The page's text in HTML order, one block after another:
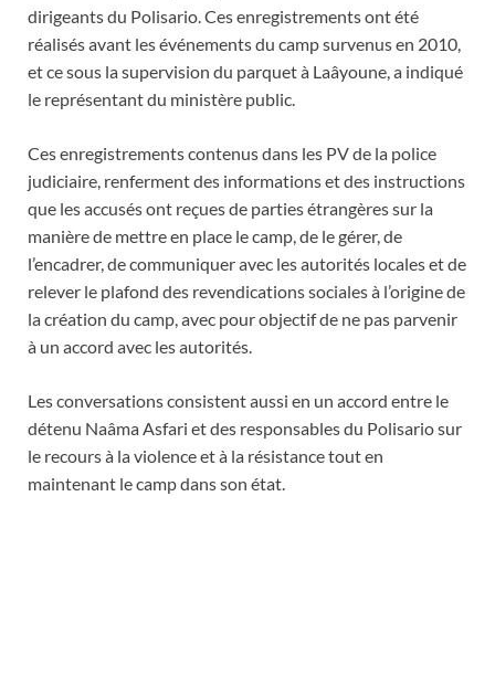
dirigeants du Polisario. Ces enregistrements ont été
réalisés avant les événements du camp survenus en 2010,
et ce sous la supervision du parquet à Laâyoune, a indiqué
le représentant du ministère public.
Ces enregistrements contenus dans les PV de la police
judiciaire, renferment des informations et des instructions
que les accusés ont reçues de parties étrangères sur la
manière de mettre en place le camp, de le gérer, de
l’encadrer, de communiquer avec les autorités locales et de
relever le plafond des revendications sociales à l’origine de
la création du camp, avec pour objectif de ne pas parvenir
à un accord avec les autorités.
Les conversations consistent aussi en un accord entre le
détenu Naâma Asfari et des responsables du Polisario sur
le recours à la violence et à la résistance tout en
maintenant le camp dans son état.